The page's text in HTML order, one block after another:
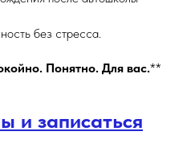
без стресса.
Понятно. Для вас.**
и записаться